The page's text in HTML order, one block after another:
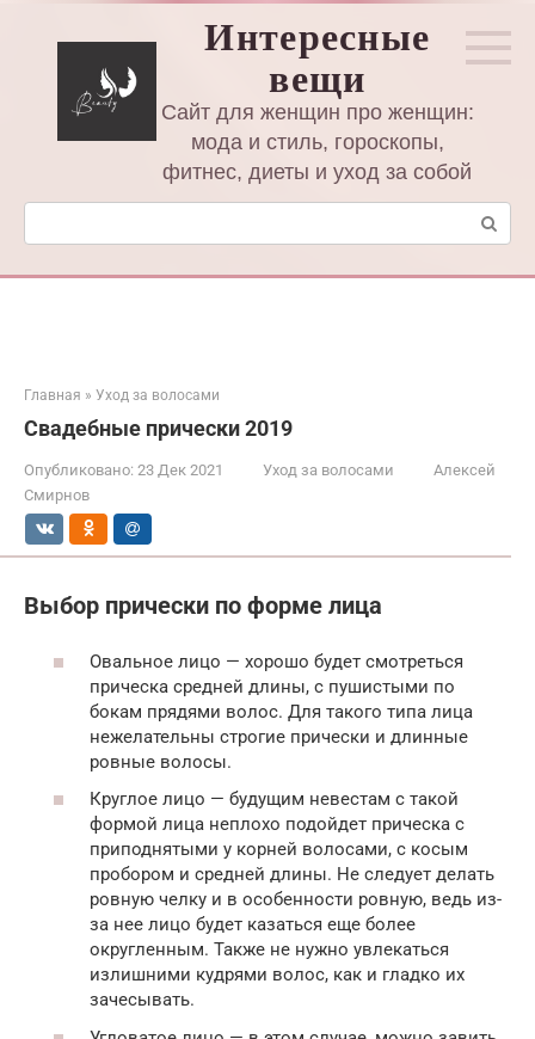
Интересные
вещи
Сайт для женщин про женщин:
мода и стиль, гороскопы,
фитнес, диеты и уход за собой
Поиск:
Главная » Уход за волосами
Свадебные прически 2019
Опубликовано: 23 Дек 2021 Уход за волосами
Алексей
Смирнов
Выбор прически по форме лица
Овальное лицо — хорошо будет смотреться
прическа средней длины, с пушистыми по
бокам прядями волос. Для такого типа лица
нежелательны строгие прически и длинные
ровные волосы.
Круглое лицо — будущим невестам с такой
формой лица неплохо подойдет прическа с
приподнятыми у корней волосами, с косым
пробором и средней длины. Не следует делать
ровную челку и в особенности ровную, ведь из-
за нее лицо будет казаться еще более
округленным. Также не нужно увлекаться
излишними кудрями волос, как и гладко их
зачесывать.